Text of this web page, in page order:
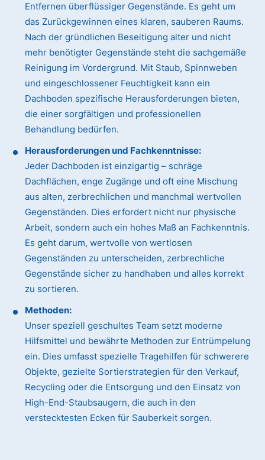
Entfernen überflüssiger Gegenstände. Es geht um
das Zurückgewinnen eines klaren, sauberen Raums.
Nach der gründlichen Beseitigung alter und nicht
mehr benötigter Gegenstände steht die sachgemäße
Reinigung im Vordergrund. Mit Staub, Spinnweben
und eingeschlossener Feuchtigkeit kann ein
Dachboden spezifische Herausforderungen bieten,
die einer sorgfältigen und professionellen
Behandlung bedürfen.
Herausforderungen und Fachkenntnisse:
Jeder Dachboden ist einzigartig – schräge
Dachflächen, enge Zugänge und oft eine Mischung
aus alten, zerbrechlichen und manchmal wertvollen
Gegenständen. Dies erfordert nicht nur physische
Arbeit, sondern auch ein hohes Maß an Fachkenntnis.
Es geht darum, wertvolle von wertlosen
Gegenständen zu unterscheiden, zerbrechliche
Gegenstände sicher zu handhaben und alles korrekt
zu sortieren.
Methoden:
Unser speziell geschultes Team setzt moderne
Hilfsmittel und bewährte Methoden zur Entrümpelung
ein. Dies umfasst spezielle Tragehilfen für schwerere
Objekte, gezielte Sortierstrategien für den Verkauf,
Recycling oder die Entsorgung und den Einsatz von
High-End-Staubsaugern, die auch in den
verstecktesten Ecken für Sauberkeit sorgen.